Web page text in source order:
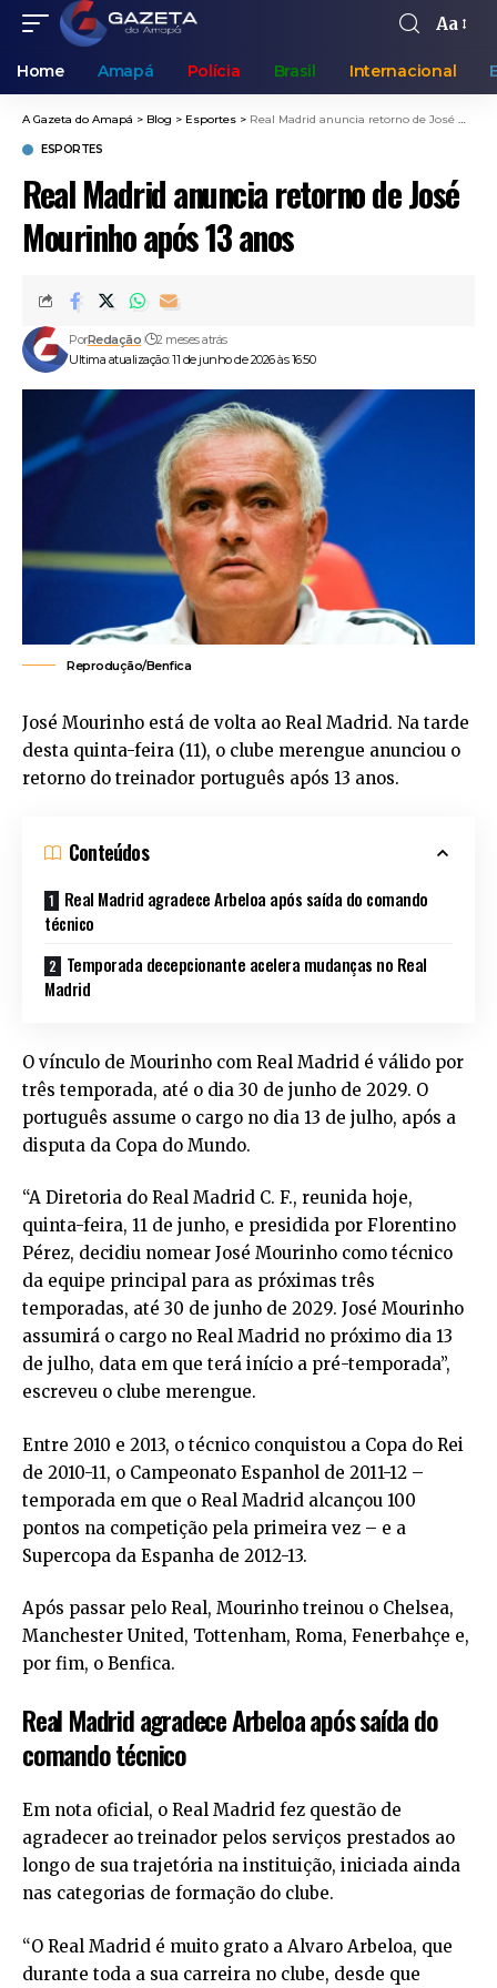
Aa
Home Amapá Polícia Brasil Internacional
A Gazeta do Amapá > Blog > Esportes > Real Madrid anuncia retorno de José Mourinho após 13 anos
ESPORTES
Real Madrid anuncia retorno de José
Mourinho após 13 anos
Ultima atualização: 11 de junho de 2026 às 16:50
PorRedação 2 meses atrás
Reprodução/Benfica
José Mourinho está de volta ao Real Madrid. Na tarde
desta quinta-feira (11), o clube merengue anunciou o
retorno do treinador português após 13 anos.
Conteúdos
Real Madrid agradece Arbeloa após saída do comando
técnico
Temporada decepcionante acelera mudanças no Real
Madrid
O vínculo de Mourinho com Real Madrid é válido por
três temporada, até o dia 30 de junho de 2029. O
português assume o cargo no dia 13 de julho, após a
disputa da Copa do Mundo.
“A Diretoria do Real Madrid C. F., reunida hoje,
quinta-feira, 11 de junho, e presidida por Florentino
Pérez, decidiu nomear José Mourinho como técnico
da equipe principal para as próximas três
temporadas, até 30 de junho de 2029. José Mourinho
assumirá o cargo no Real Madrid no próximo dia 13
de julho, data em que terá início a pré-temporada”,
escreveu o clube merengue.
Entre 2010 e 2013, o técnico conquistou a Copa do Rei
de 2010-11, o Campeonato Espanhol de 2011-12 –
temporada em que o Real Madrid alcançou 100
pontos na competição pela primeira vez – e a
Supercopa da Espanha de 2012-13.
Após passar pelo Real, Mourinho treinou o Chelsea,
Manchester United, Tottenham, Roma, Fenerbahçe e,
por fim, o Benfica.
Real Madrid agradece Arbeloa após saída do
comando técnico
Em nota oficial, o Real Madrid fez questão de
agradecer ao treinador pelos serviços prestados ao
longo de sua trajetória na instituição, iniciada ainda
nas categorias de formação do clube.
“O Real Madrid é muito grato a Alvaro Arbeloa, que
durante toda a sua carreira no clube, desde que